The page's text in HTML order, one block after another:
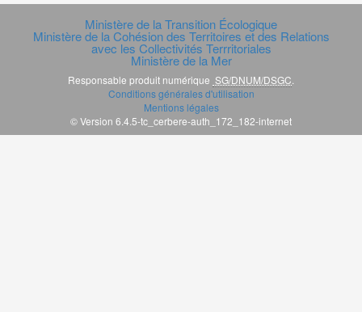
Ministère de la Transition Écologique
Ministère de la Cohésion des Territoires et des Relations
avec les Collectivités Terrritoriales
Ministère de la Mer
Responsable produit numérique SG/DNUM/DSGC.
Conditions générales d'utilisation
Mentions légales
© Version 6.4.5-tc_cerbere-auth_172_182-internet